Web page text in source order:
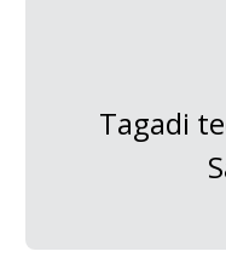
Tagadi